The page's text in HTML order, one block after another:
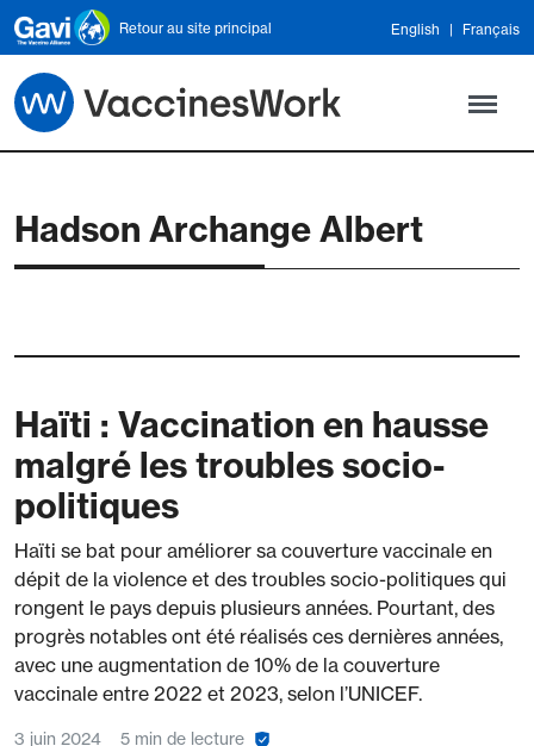
Skip to main content
Retour au site principal English Français
Hadson Archange Albert
Haïti : Vaccination en hausse
malgré les troubles socio-
politiques
Haïti se bat pour améliorer sa couverture vaccinale en
dépit de la violence et des troubles socio-politiques qui
rongent le pays depuis plusieurs années. Pourtant, des
progrès notables ont été réalisés ces dernières années,
avec une augmentation de 10% de la couverture
vaccinale entre 2022 et 2023, selon l’UNICEF.
3 juin 2024 5 min de lecture